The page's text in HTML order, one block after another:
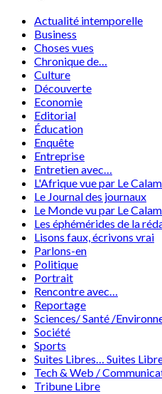
Actualité intemporelle
Business
Choses vues
Chronique de…
Culture
Découverte
Economie
Editorial
Éducation
Enquête
Entreprise
Entretien avec…
L'Afrique vue par Le
Le Journal des journaux
Le Monde vu par Le
Les éphémérides de la
Lisons faux, écrivons vrai
Parlons-en
Politique
Portrait
Rencontre avec…
Reportage
Sciences/ Santé /
Société
Sports
Suites Libres… Suites
Tech & Web /
Tribune Libre